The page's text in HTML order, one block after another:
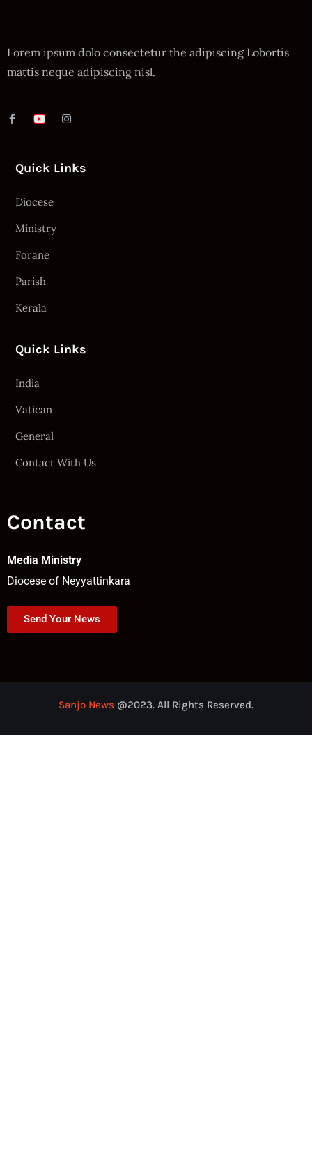
Lorem ipsum dolo consectetur the adipiscing Lobortis
mattis neque adipiscing nisl.
Quick Links
Diocese
Ministry
Forane
Parish
Kerala
Quick Links
India
Vatican
General
Contact With Us
Contact
Media Ministry
Diocese of Neyyattinkara
Send Your News
Sanjo News @2023. All Rights Reserved.